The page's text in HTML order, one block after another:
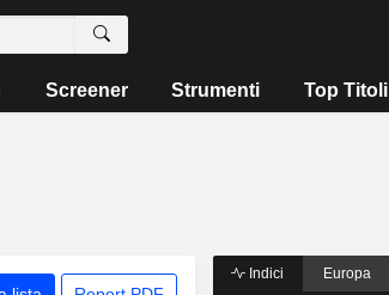
Screener Strumenti Top Titoli
Indici Europa